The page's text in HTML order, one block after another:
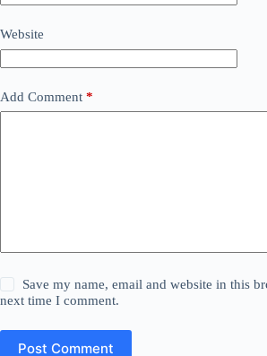
Website
Add Comment *
Save my name, email and website in this
next time I comment.
Post Comment